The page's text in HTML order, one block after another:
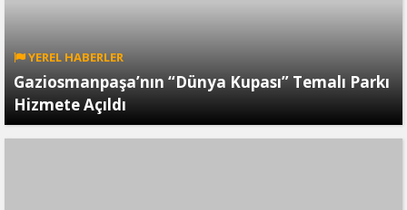
YEREL HABERLER
Gaziosmanpaşa’nın “Dünya Kupası” Temalı Parkı
Hizmete Açıldı